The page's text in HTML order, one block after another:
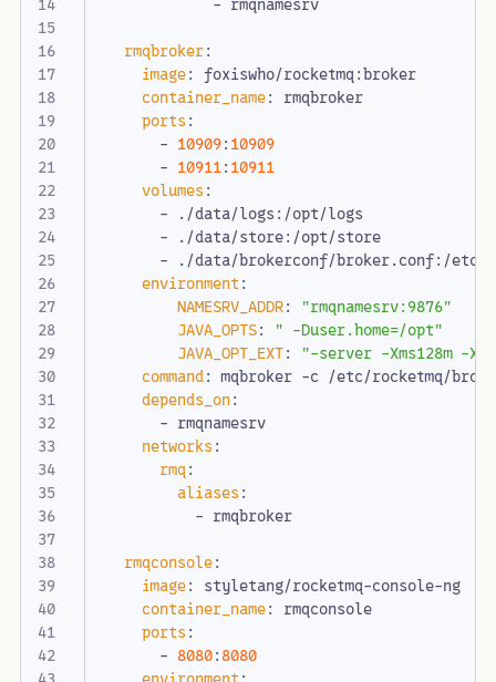
14
15
16
17
18
19
20
21
22
24
25
26
27
28
29
30
31
32
34
35
36
37
38
39
40
41
42
- rmqnamesrv
rmqbroker:
image: foxiswho/rocketmq:broker
container_name: rmqbroker
ports:
- 10909:10909
- 10911:10911
volumes:
- ./data/logs:/opt/logs
- ./data/store:/opt/store
- ./data/brokerconf/broker.conf:/etc/
environment:
NAMESRV_ADDR:
"rmqnamesrv:9876"
JAVA_OPTS:
" -Duser.home=/opt"
JAVA_OPT_EXT:
"-server -Xms128m -
command: mqbroker -c /etc/rocketmq/
depends_on:
- rmqnamesrv
networks:
rmq:
aliases:
- rmqbroker
rmqconsole:
image: styletang/rocketmq-console-ng
container_name: rmqconsole
ports:
- 8080:8080